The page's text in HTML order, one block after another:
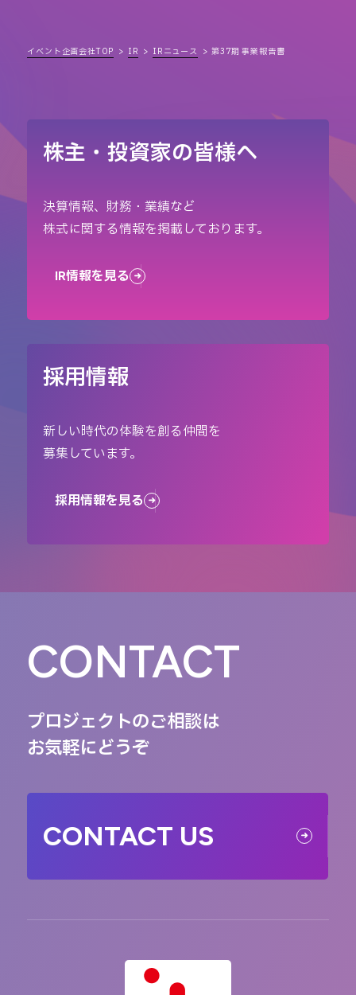
イベント企画会社TOP IR IRニュース 第37期 事業報告書
株主・投資家の皆様へ
決算情報、財務・業績など
株式に関する情報を掲載しております。
IR情報を見る
採用情報
新しい時代の体験を創る仲間を
募集しています。
採用情報を見る
CONTACT
プロジェクトのご相談は
お気軽にどうぞ
CONTACT US